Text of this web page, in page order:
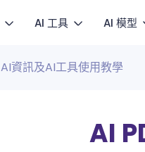
AI 工具 AI 模型
AI資訊及AI工具使用教學
AI